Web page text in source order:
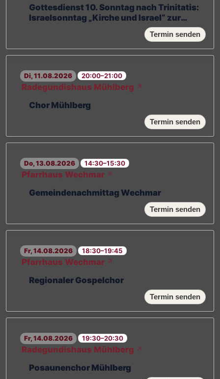
Gottesdienst 10. Sonntag nach Trinitatis:
Israelsonntag „Kirche und Israel“ zur
Eheschließung in Wandersleben
Termin senden
Di, 11.08.2026 20:00–21:00
Radegundishaus Mühlberg ↗
Chor Mühlberg
Termin senden
Do, 13.08.2026 14:30–15:30
Pfarrhaus Wechmar ↗
Gemeindenachmittag Wechmar
Termin senden
Fr, 14.08.2026 18:30–19:45
Pfarrhaus Wechmar ↗
Regionaler Gospelchor
Termin senden
Fr, 14.08.2026 19:30–20:30
Radegundishaus Mühlberg ↗
Posaunenchor Mühlberg